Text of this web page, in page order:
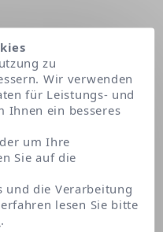
zu
Wir verwenden
für Leistungs- und
Ihnen ein besseres
um Ihre
Sie auf die
und die Verarbeitung
lesen Sie bitte
.